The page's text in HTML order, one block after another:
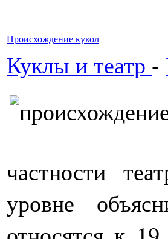
Происхождение кукол
Куклы и театр -
частности
уровне